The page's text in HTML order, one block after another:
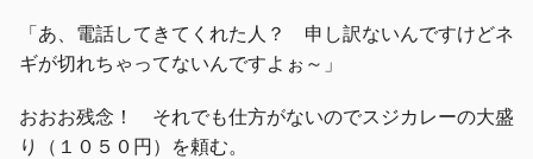
「あ、電話してきてくれた人？ 申し訳ないんですけどネ
ギが切れちゃってないんですよぉ～」
おおお残念！ それでも仕方がないのでスジカレーの大盛
り（１０５０円）を頼む。